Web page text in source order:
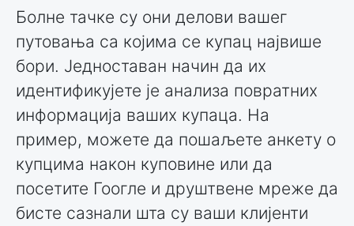
Болне тачке су они делови вашег
путовања са којима се купац највише
бори. Једноставан начин да их
идентификујете је анализа повратних
информација ваших купаца. На
пример, можете да пошаљете анкету о
купцима након куповине или да
посетите Гоогле и друштвене мреже да
бисте сазнали шта су ваши клијенти